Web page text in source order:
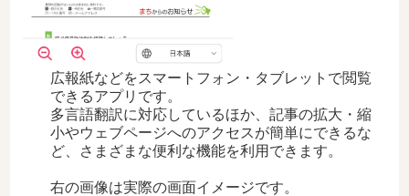
広報紙などをスマートフォン・タブレットで閲覧
できるアプリです。
多言語翻訳に対応しているほか、記事の拡大・縮
小やウェブページへのアクセスが簡単にできるな
ど、さまざまな便利な機能を利用できます。
右の画像は実際の画面イメージです。